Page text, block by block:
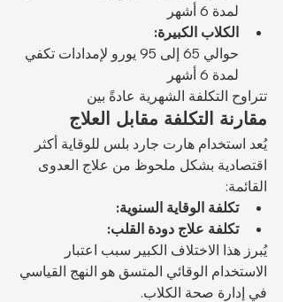
لمدة 6 أشهر
الكلاب الكبيرة:
حوالي 65 إلى 95 يورو لإمدادات تكفي
لمدة 6 أشهر
تتراوح التكلفة الشهرية عادةً بين
مقارنة التكلفة مقابل العلاج
يُعد استخدام هارت جارد بلس للوقاية أكثر
اقتصادية بشكل ملحوظ من علاج العدوى
القائمة:
تكلفة الوقاية السنوية:
تكلفة علاج دودة القلب:
يُبرز هذا الاختلاف الكبير سبب اعتبار
الاستخدام الوقائي المتسق هو النهج القياسي
في إدارة صحة الكلاب.